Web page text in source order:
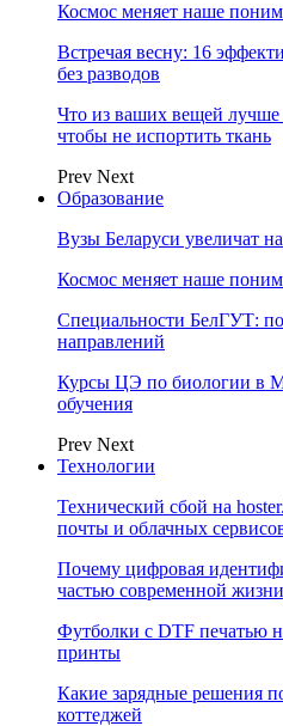
Космос меняет наше
Встречая весну: 16
без разводов
Что из ваших вещей лучше
чтобы не испортить ткань
Prev Next
Образование
Вузы Беларуси увеличат
Космос меняет наше
Специальности БелГУТ:
направлений
Курсы ЦЭ по биологии в
обучения
Prev Next
Технологии
Технический сбой на
почты и облачных
Почему цифровая
частью современной жизни
Футболки с DTF печатью
принты
Какие зарядные решения
коттеджей